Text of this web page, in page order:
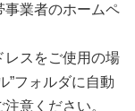
事業者のホームペ
スをご使用の場
”フォルダに自動
意ください。